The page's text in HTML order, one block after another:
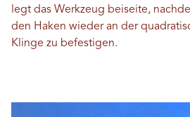
legt das Werkzeug beiseite,
den Haken wieder an der
Klinge zu befestigen.